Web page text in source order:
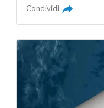
Condividi